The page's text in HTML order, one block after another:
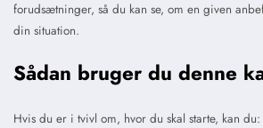
forudsætninger, så du kan se, om en given
din situation.
Sådan bruger du denne
Hvis du er i tvivl om, hvor du skal starte, kan du: